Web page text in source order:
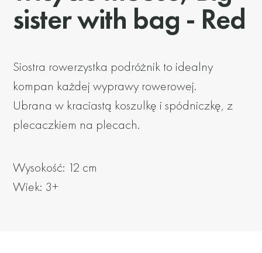
sister with bag - Red
Siostra rowerzystka podróżnik to idealny
kompan każdej wyprawy rowerowej.
Ubrana w kraciastą koszulkę i spódniczkę, z
plecaczkiem na plecach.
Wysokość: 12 cm
Wiek: 3+